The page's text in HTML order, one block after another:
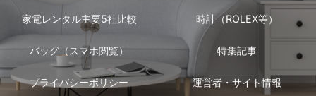
家電レンタル主要5社比較 時計（ROLEX等）
バッグ（スマホ閲覧） 特集記事
プライバシーポリシー 運営者・サイト情報